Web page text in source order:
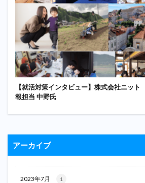
【就活対策インタビュー】株式会社ニッ
報担当 中野氏
アーカイブ
2023年7月 1